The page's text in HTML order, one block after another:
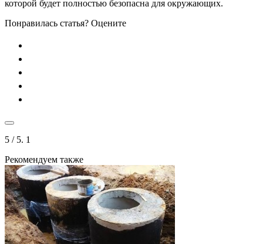
которой будет полностью безопасна для окружающих.
Понравилась статья? Оцените
5 / 5. 1
Рекомендуем также